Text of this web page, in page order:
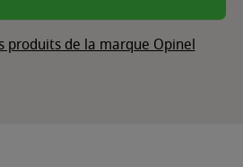
produits de la marque Opinel